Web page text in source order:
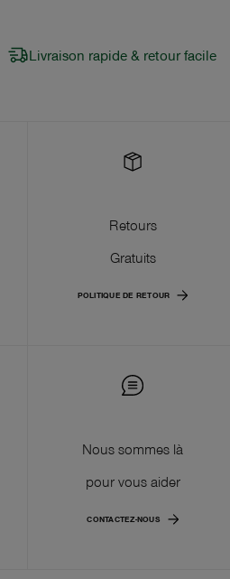
Livraison rapide & retour facile
Retours
Gratuits
POLITIQUE DE RETOUR
Nous sommes là
pour vous aider
CONTACTEZ-NOUS